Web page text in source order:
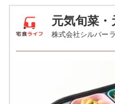
元気旬菜・
株式会社シルバー